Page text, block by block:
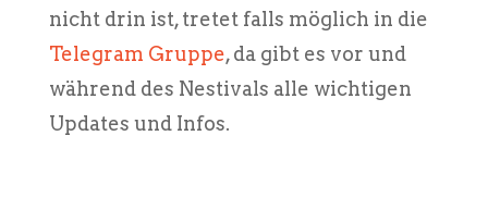
nicht drin ist, tretet falls möglich in die
Telegram Gruppe, da gibt es vor und
während des Nestivals alle wichtigen
Updates und Infos.